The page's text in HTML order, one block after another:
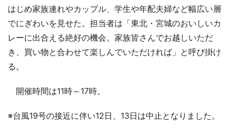
はじめ家族連れやカップル、学生や年配夫婦など幅広い層
でにぎわいを見せた。担当者は「東北・宮城のおいしいカ
レーに出合える絶好の機会。家族皆さんでお越しいただ
き、買い物と合わせて楽しんでいただければ」と呼び掛け
る。
開催時間は11時～17時。
※台風19号の接近に伴い12日、13日は中止となりました。